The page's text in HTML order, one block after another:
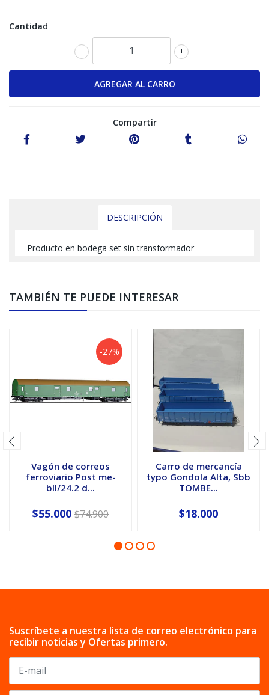
Cantidad
+
-
Compartir
DESCRIPCIÓN
Producto en bodega set sin transformador
TAMBIÉN TE PUEDE INTERESAR
-27%
Vagón de correos
ferroviario Post me-
bll/24.2 d...
$55.000 $74.900
Carro de mercancía
typo Gondola Alta, Sbb
TOMBE...
$18.000
Suscríbete a nuestra lista de correo electrónico para
recibir noticias y Ofertas primero.